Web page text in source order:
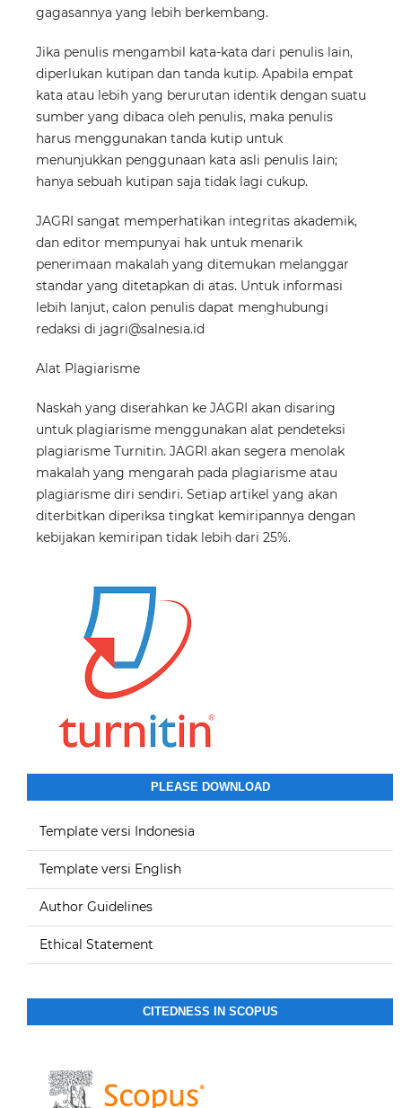
gagasannya yang lebih berkembang.
Jika penulis mengambil kata-kata dari penulis lain,
diperlukan kutipan dan tanda kutip. Apabila empat
kata atau lebih yang berurutan identik dengan suatu
sumber yang dibaca oleh penulis, maka penulis
harus menggunakan tanda kutip untuk
menunjukkan penggunaan kata asli penulis lain;
hanya sebuah kutipan saja tidak lagi cukup.
JAGRI sangat memperhatikan integritas akademik,
dan editor mempunyai hak untuk menarik
penerimaan makalah yang ditemukan melanggar
standar yang ditetapkan di atas. Untuk informasi
lebih lanjut, calon penulis dapat menghubungi
redaksi di jagri@salnesia.id
Alat Plagiarisme
Naskah yang diserahkan ke JAGRI akan disaring
untuk plagiarisme menggunakan alat pendeteksi
plagiarisme Turnitin. JAGRI akan segera menolak
makalah yang mengarah pada plagiarisme atau
plagiarisme diri sendiri. Setiap artikel yang akan
diterbitkan diperiksa tingkat kemiripannya dengan
kebijakan kemiripan tidak lebih dari 25%.
PLEASE DOWNLOAD
Template versi Indonesia
Template versi English
Author Guidelines
Ethical Statement
CITEDNESS IN SCOPUS